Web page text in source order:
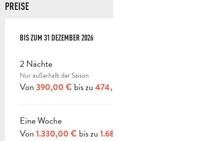
PREISE
AB9 OKTOBER 2025BIS ZUM
BIS ZUM 31 DEZEMBER 2026
2 Nächte
Nur außerhalb der Saison
Von 390,00 € bis zu 474,00 €
Eine Woche
Von 1.330,00 € bis zu 1.680,00 €